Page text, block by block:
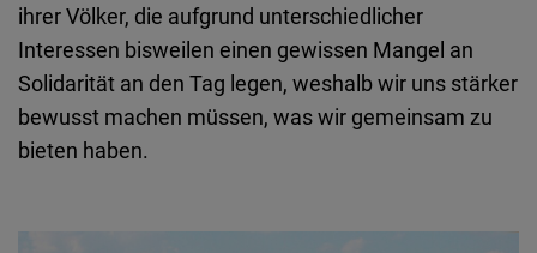
ihrer Völker, die aufgrund unterschiedlicher
Interessen bisweilen einen gewissen Mangel an
Solidarität an den Tag legen, weshalb wir uns stärker
bewusst machen müssen, was wir gemeinsam zu
bieten haben.